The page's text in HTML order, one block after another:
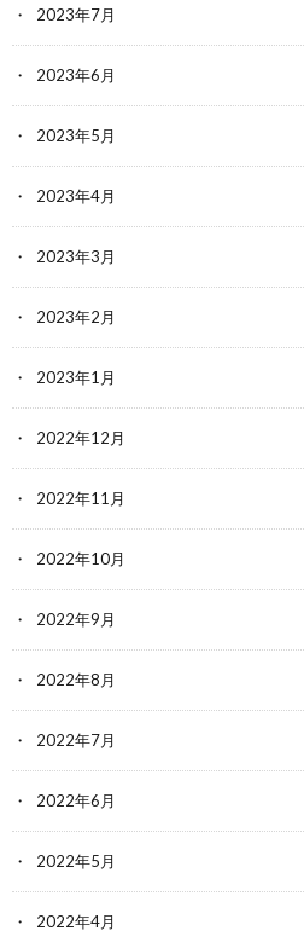
2023年7月
2023年6月
2023年5月
2023年4月
2023年3月
2023年2月
2023年1月
2022年12月
2022年11月
2022年10月
2022年9月
2022年8月
2022年7月
2022年6月
2022年5月
2022年4月